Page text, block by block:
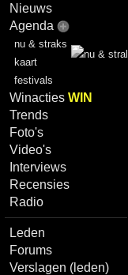
Nieuws
Agenda
nu & straks
kaart
festivals
WinactiesWIN
Trends
Foto's
Video's
Interviews
Recensies
Radio
Leden
Forums
Verslagen (leden)